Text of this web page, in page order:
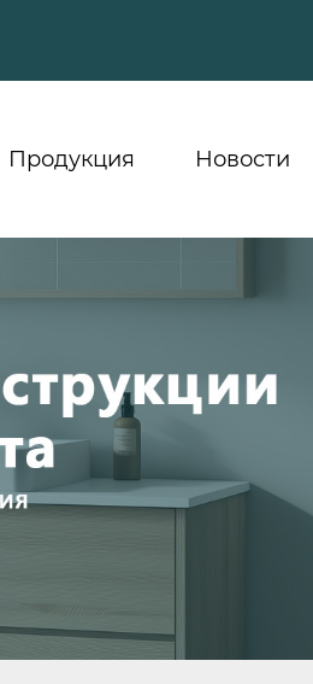
Продукция Новости